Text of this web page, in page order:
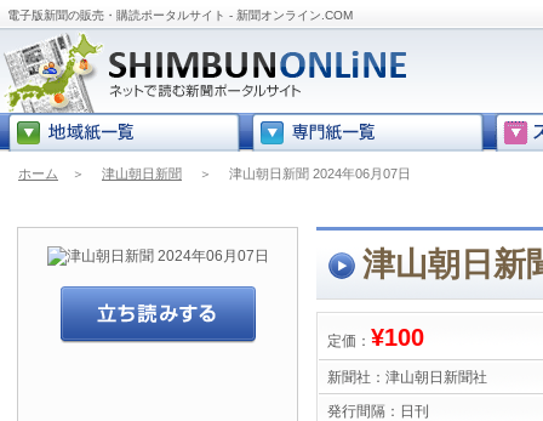
電子版新聞の販売・購読ポータルサイト - 新聞オンライン.COM
ホーム ＞ 津山朝日新聞 ＞ 津山朝日新聞 2024年06月07日
津山朝日新
定価： ¥100
新聞社： 津山朝日新聞社
発行間隔： 日刊